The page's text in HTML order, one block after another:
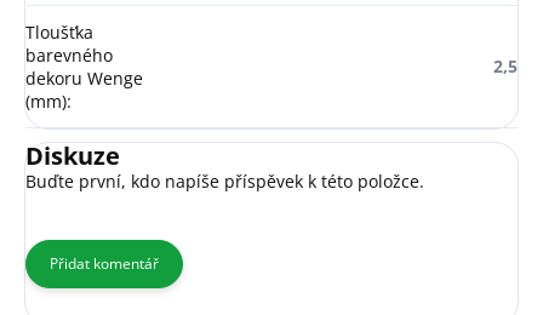
Tloušťka
barevného
dekoru Wenge
(mm):
2,5
Diskuze
Buďte první, kdo napíše příspěvek k této položce.
Přidat komentář